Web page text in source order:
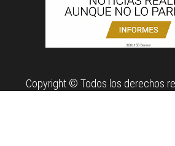
Copyright © Todos los derechos